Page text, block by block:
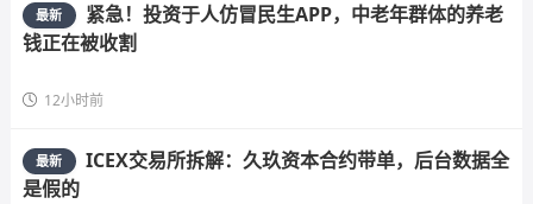
最新
紧急！投资于人仿冒民生APP，中老年群体的养老
钱正在被收割
12小时前
最新
ICEX交易所拆解：久玖资本合约带单，后台数据全
是假的